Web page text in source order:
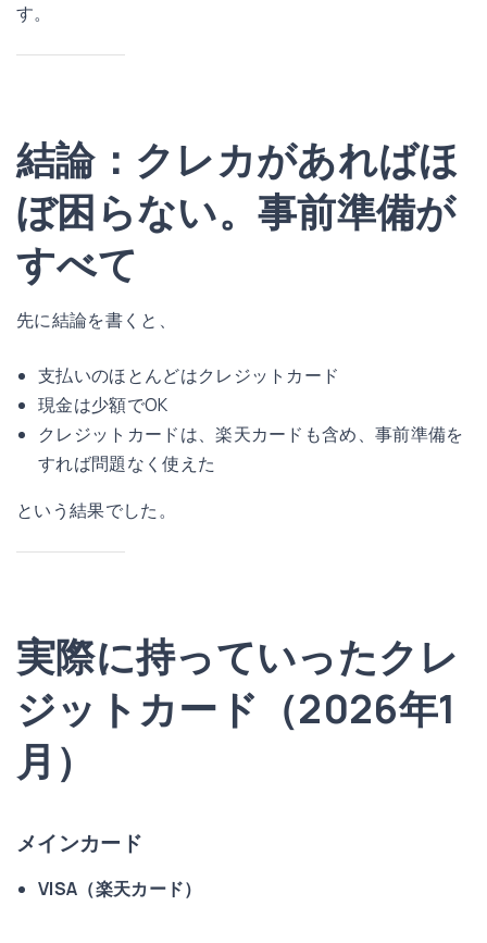
す。
結論：クレカがあればほ
ぼ困らない。事前準備が
すべて
先に結論を書くと、
支払いのほとんどはクレジットカード
現金は少額でOK
クレジットカードは、楽天カードも含め、事前準備を
すれば問題なく使えた
という結果でした。
実際に持っていったクレ
ジットカード（2026年1
月）
メインカード
VISA（楽天カード）